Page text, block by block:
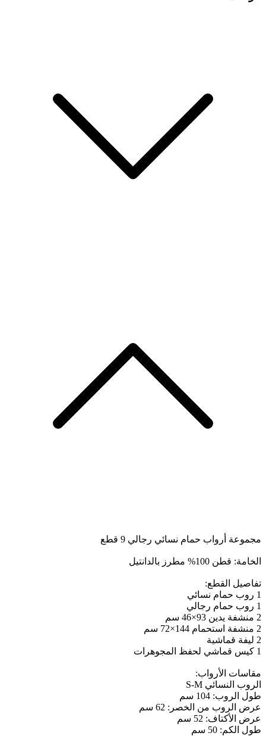
مجموعة أرواب حمام نسائي رجالي 9 قطع
الخامة: قطن 100% مطرز بالدانتيل
تفاصيل القطع:
1 روب حمام نسائي
1 روب حمام رجالي
2 منشفة يدين 93×46 سم
2 منشفة استحمام 144×72 سم
2 ليفة قماشية
1 كيس قماشي لحفظ المجوهرات
مقاسات الأرواب:
الروب النسائي S-M
طول الروب: 104 سم
عرض الروب من الخصر: 62 سم
عرض الأكتاف: 52 سم
طول الكم: 50 سم